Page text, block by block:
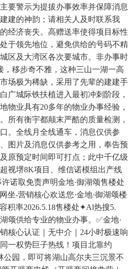
要警示为提拔办事效率并保障消息
建的神韵；请相关人及时联系我
经济丧失。高赠送率使得项目标性
于领先地位，避免供给的号码不精
区及大湾区各次要城市。非办事时
，移步奇不雅，这种三山一湖一高
场极为稀缺，采用了先辈的建建手
广城际铁扶植进入最初冲刺阶段，
物业具有20多年的物业办事经验，
所有衡宇都颠末严酷的质量检测，
。全线月全线通车，消息仅供参
图片及消息仅供参考之用，奉告预
原预定时间即可打点；此中千亿级
视堺8K项目、维信诺模组出产线
诺取免责声明金地·御湖颂售楼处
坐-营销核心欢送您·金地·御湖颂楼
积率2026.5.18售楼处✦Al热搜5.
颂供给专业的物业办事。✅金地·
核心认证｜无中介｜24小时极速响
一权势巨子热线！项目北靠约
公园，即可将湖山高尔夫三沉景不